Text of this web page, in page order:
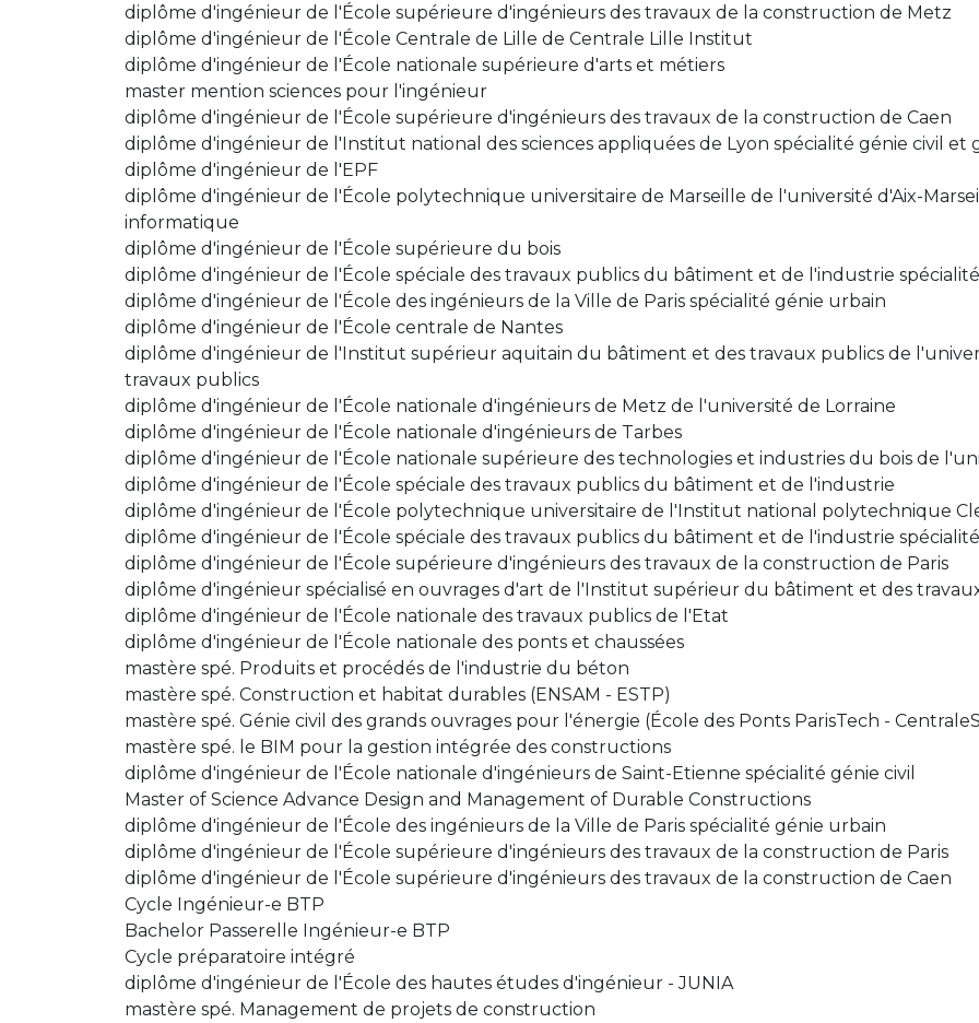
diplôme d'ingénieur de l'École supérieure d'ingénieurs des travaux de la construction de Metz
diplôme d'ingénieur de l'École Centrale de Lille de Centrale Lille Institut
diplôme d'ingénieur de l'École nationale supérieure d'arts et métiers
master mention sciences pour l'ingénieur
diplôme d'ingénieur de l'École supérieure d'ingénieurs des travaux de la construction de Caen
diplôme d'ingénieur de l'Institut national des sciences appliquées de Lyon spécialité génie civil et
diplôme d'ingénieur de l'EPF
diplôme d'ingénieur de l'École polytechnique universitaire de Marseille de l'université d'Aix-
informatique
diplôme d'ingénieur de l'École supérieure du bois
diplôme d'ingénieur de l'École spéciale des travaux publics du bâtiment et de l'industrie
diplôme d'ingénieur de l'École des ingénieurs de la Ville de Paris spécialité génie urbain
diplôme d'ingénieur de l'École centrale de Nantes
diplôme d'ingénieur de l'Institut supérieur aquitain du bâtiment et des travaux publics de
travaux publics
diplôme d'ingénieur de l'École nationale d'ingénieurs de Metz de l'université de Lorraine
diplôme d'ingénieur de l'École nationale d'ingénieurs de Tarbes
diplôme d'ingénieur de l'École nationale supérieure des technologies et industries du bois de
diplôme d'ingénieur de l'École spéciale des travaux publics du bâtiment et de l'industrie
diplôme d'ingénieur de l'École polytechnique universitaire de l'Institut national polytechnique
diplôme d'ingénieur de l'École spéciale des travaux publics du bâtiment et de l'industrie
diplôme d'ingénieur de l'École supérieure d'ingénieurs des travaux de la construction de Paris
diplôme d'ingénieur spécialisé en ouvrages d'art de l'Institut supérieur du bâtiment et des
diplôme d'ingénieur de l'École nationale des travaux publics de l'Etat
diplôme d'ingénieur de l'École nationale des ponts et chaussées
mastère spé. Produits et procédés de l'industrie du béton
mastère spé. Construction et habitat durables (ENSAM - ESTP)
mastère spé. Génie civil des grands ouvrages pour l'énergie (École des Ponts ParisTech -
mastère spé. le BIM pour la gestion intégrée des constructions
diplôme d'ingénieur de l'École nationale d'ingénieurs de Saint-Etienne spécialité génie civil
Master of Science Advance Design and Management of Durable Constructions
diplôme d'ingénieur de l'École des ingénieurs de la Ville de Paris spécialité génie urbain
diplôme d'ingénieur de l'École supérieure d'ingénieurs des travaux de la construction de Paris
diplôme d'ingénieur de l'École supérieure d'ingénieurs des travaux de la construction de Caen
Cycle Ingénieur-e BTP
Bachelor Passerelle Ingénieur-e BTP
Cycle préparatoire intégré
diplôme d'ingénieur de l'École des hautes études d'ingénieur - JUNIA
mastère spé. Management de projets de construction